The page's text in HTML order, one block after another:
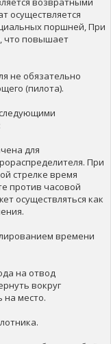
осуществляется
поршней, При
что повышает
не обязательно
(пилота).
для
При
стрелке время
против часовой
осуществляться как
времени
на отвод
вокруг
на место.